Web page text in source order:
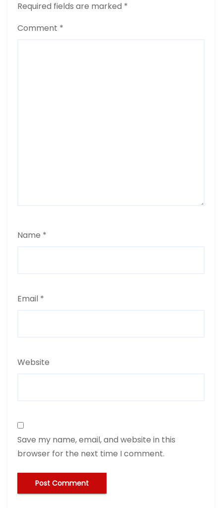
Required fields are marked *
Comment *
Name *
Email *
Website
Save my name, email, and website in this
browser for the next time I comment.